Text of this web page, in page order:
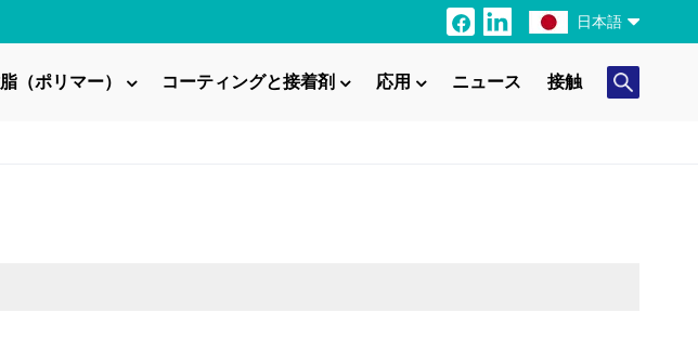
日本語
（ポリマー） コーティングと接着剤 応用 ニュース 接触